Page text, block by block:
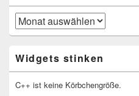
Archiv
Widgets stinken
C++ ist keine Körbchengröße.